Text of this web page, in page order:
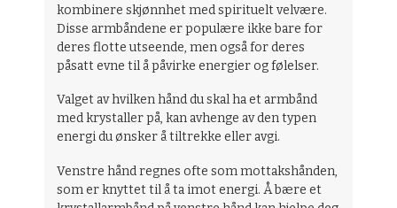
kombinere skjønnhet med spirituelt velvære.
Disse armbåndene er populære ikke bare for
deres flotte utseende, men også for deres
påsatt evne til å påvirke energier og følelser.
Valget av hvilken hånd du skal ha et armbånd
med krystaller på, kan avhenge av den typen
energi du ønsker å tiltrekke eller avgi.
Venstre hånd regnes ofte som mottakshånden,
som er knyttet til å ta imot energi. Å bære et